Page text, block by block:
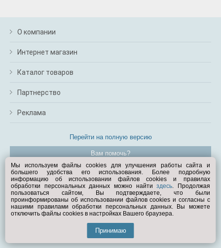
О компании
Интернет магазин
Каталог товаров
Партнерство
Реклама
Перейти на полную версию
Вам помочь?
© Exist.ru 1998—2026
Мы используем файлы cookies для улучшения работы сайта и
большего удобства его использования. Более подробную
информацию об использовании файлов cookies и правилах
обработки персональных данных можно найтиздесь. Продолжая
пользоваться сайтом, Вы подтверждаете, что были
проинформированы об использовании файлов cookies и согласны с
нашими правилами обработки персональных данных. Вы можете
отключить файлы cookies в настройках Вашего браузера.
Принимаю